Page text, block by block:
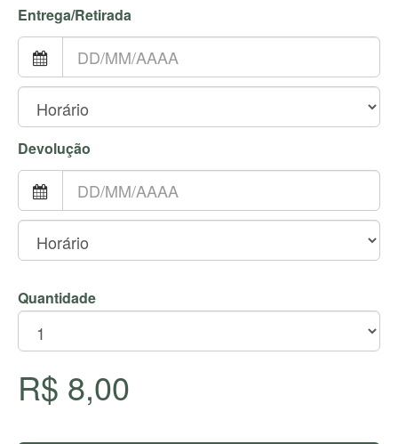
Entrega/Retirada
Devolução
Quantidade
R$ 8,00